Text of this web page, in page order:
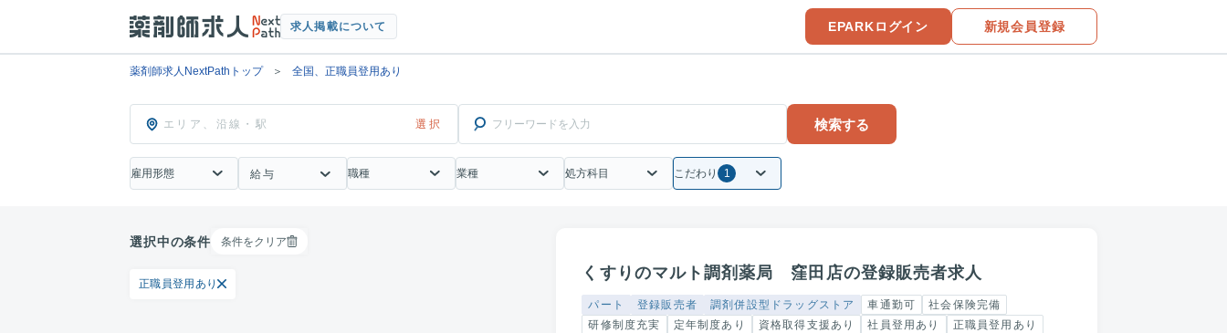
求人掲載について EPARKログイン 新規会員登録
薬剤師求人NextPathトップ 全国、正職員登用あり
エリア、沿線・駅 検索する
雇用形態 給与 職種 業種 処方科目 こだわり 1
選択中の条件 条件をクリア
正職員登用あり
くすりのマルト調剤薬局 窪田店の登録販売者求人
パート 登録販売者 調剤併設型ドラッグストア 車通勤可
社会保険完備
研修制度充実
定年制度あり 資格取得支援あり 社員登用あり
正職員登用あり